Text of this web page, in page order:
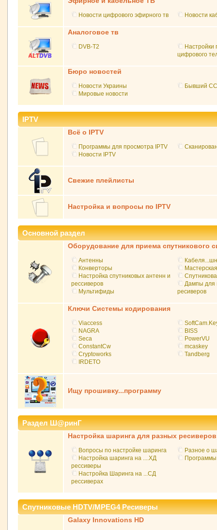
Новости цифрового эфирного тв Новости
Аналоговое тв
DVB-T2
Настройки
цифрового
Бюро новостей
Новости Украины
Мировые новости
Бывший
IPTV
Всё о IPTV
Программы для просмотра IPTV
Новости IPTV
Свежие плейлисты
Настройка и вопросы по IPTV
Основной раздел
Оборудование для приема спутникового
Антенны
Конверторы
Настройка спутниковых антенн и
рессиверов
Мультифиды
Дампы для
ресиверов
Ключи Системы кодирования
Viaccess
NAGRA
Seca
ConstantCw
Cryptoworks
IRDETO
BISS
PowerVU
mcaskey
Tandberg
Ищу прошивку...программу
Раздел Ш@ринГ
Настройка шаринга для разных ресиверов
Вопросы по настройке шаринга
Настройка шаринга на ....ХД
рессиверы
Настройка Шаринга на ...СД
рессиверах
Разное о
Спутниковые HDTV/MPEG4 Ресиверы
Galaxy Innovations HD